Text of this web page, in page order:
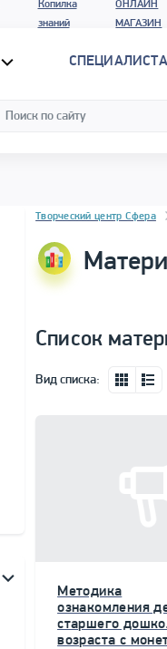
Копилка
знаний
ОНЛАЙН
МАГАЗИН
Блок новостей
Творческий центр Сфера
Список
Вид списка:
Методика
ознакомления
старшего
возраста с